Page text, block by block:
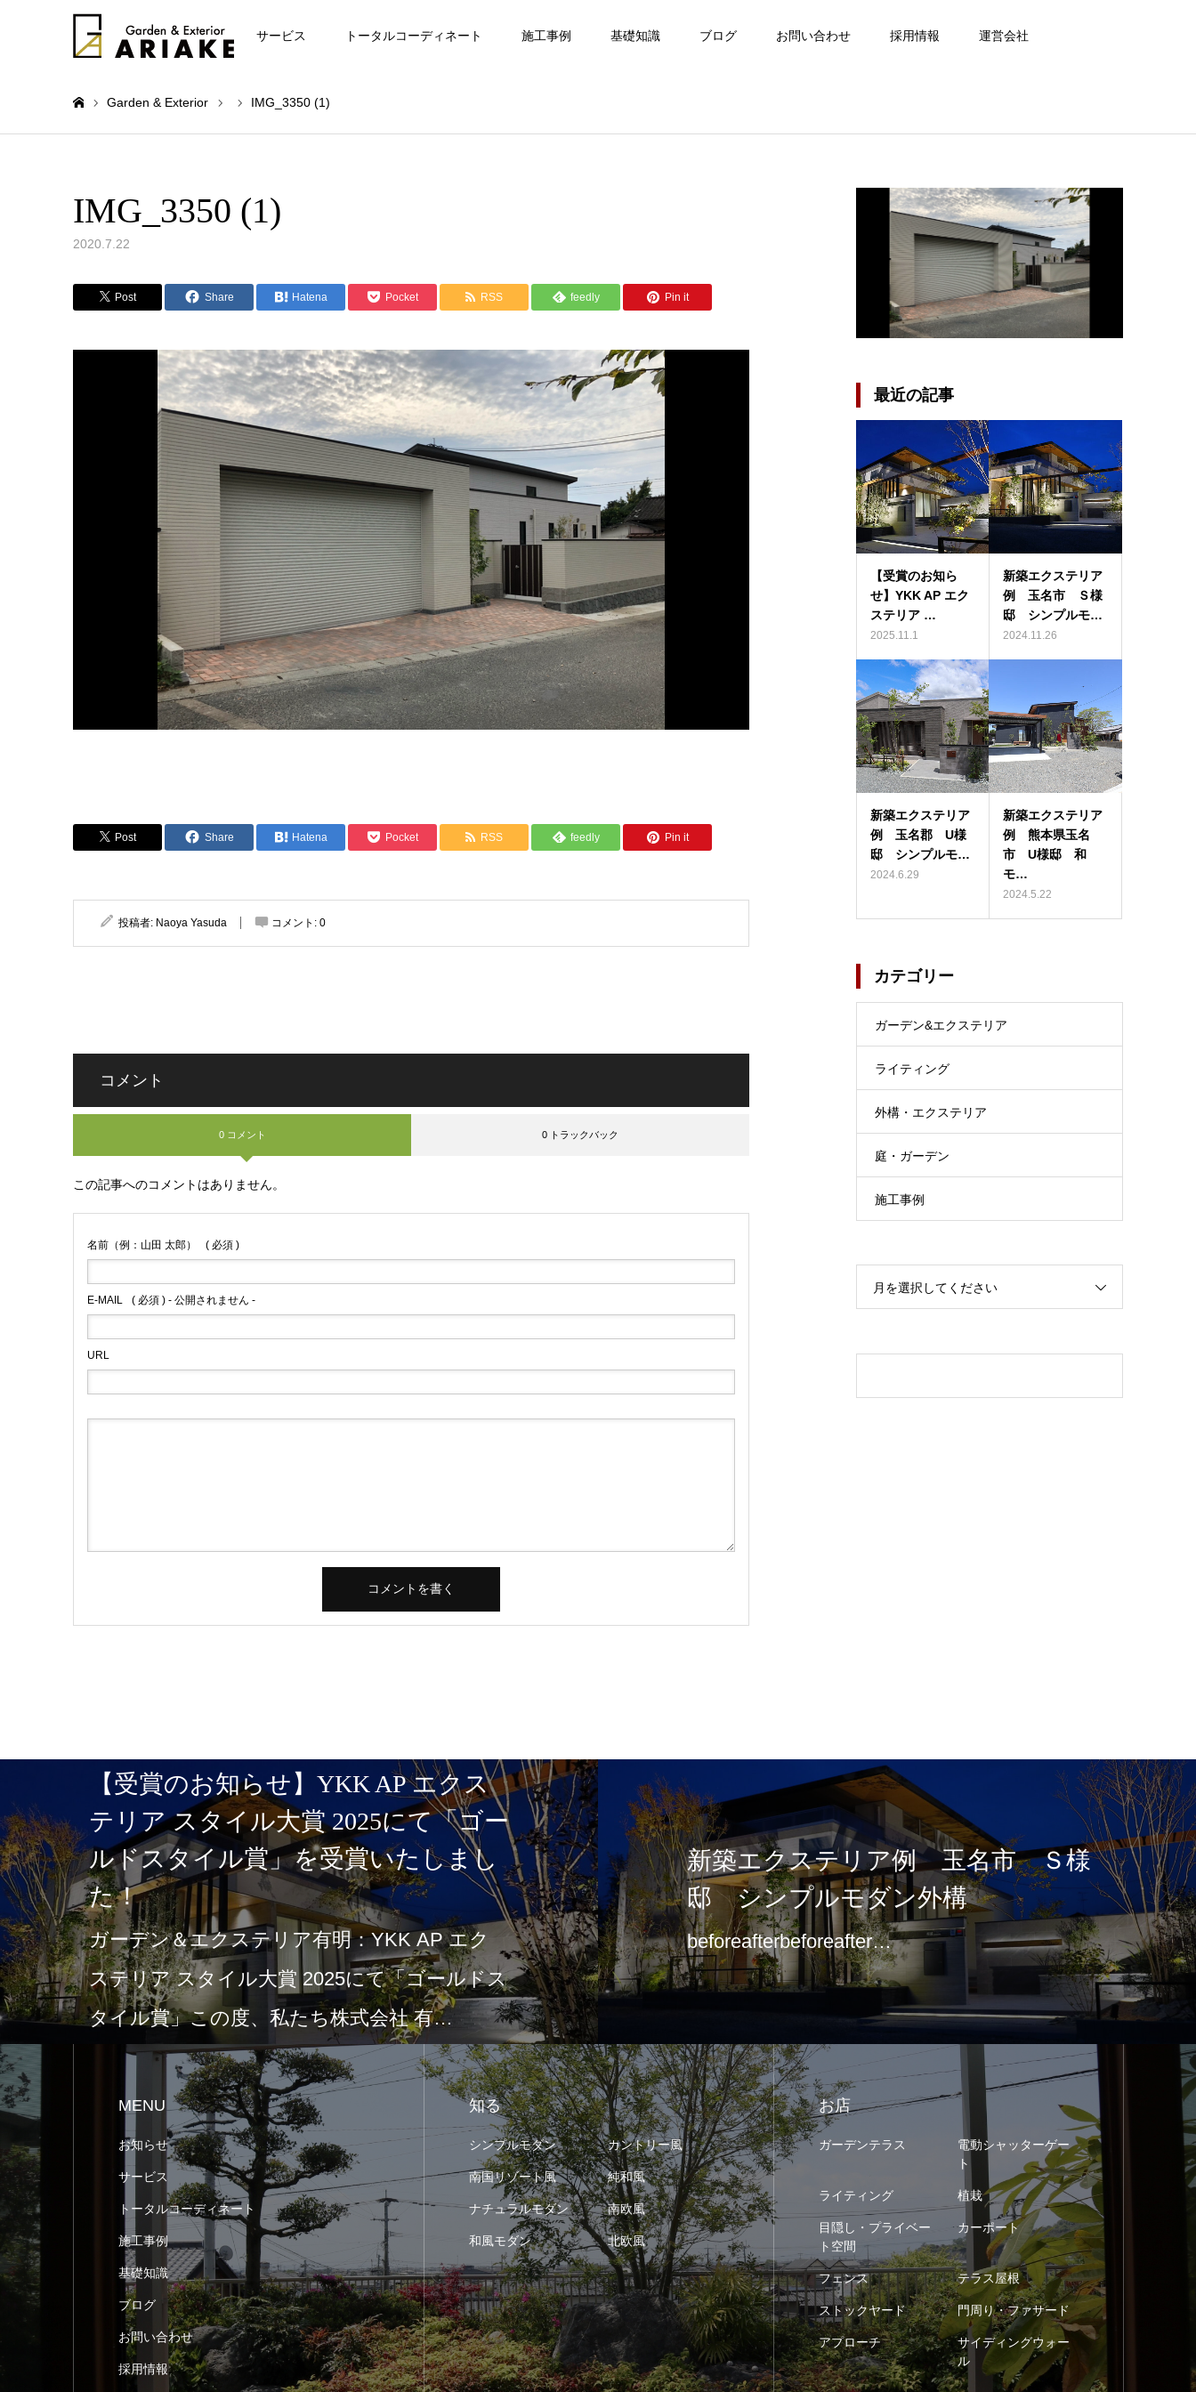
お知らせ サービス トータルコーディネート 施工事例 基礎知識 ブログ お問い合わせ 採用情報 運営会社
Garden & Exterior IMG_3350 (1)
IMG_3350 (1)
2020.7.22
Post Share Hatena Pocket RSS feedly Pin it
Post Share Hatena Pocket RSS feedly Pin it
投稿者: Naoya Yasuda コメント: 0
コメント
0 コメント 0 トラックバック
この記事へのコメントはありません。
名前（例：山田 太郎） ( 必須 )
E-MAIL ( 必須 ) - 公開されません -
URL
最近の記事
【受賞のお知ら
せ】YKK AP エク
ステリア …
2025.11.1
新築エクステリア
例 玉名市 Ｓ様
邸 シンプルモ…
2024.11.26
新築エクステリア
例 玉名郡 U様
邸 シンプルモ…
2024.6.29
新築エクステリア
例 熊本県玉名
市 U様邸 和
モ…
2024.5.22
カテゴリー
ガーデン&エクステリア
ライティング
外構・エクステリア
庭・ガーデン
施工事例
月を選択してください
【受賞のお知らせ】YKK AP エクス
テリア スタイル大賞 2025にて「ゴー
ルドスタイル賞」を受賞いたしまし
た！
ガーデン＆エクステリア有明：YKK AP エク
ステリア スタイル大賞 2025にて「ゴールドス
タイル賞」この度、私たち株式会社 有…
新築エクステリア例 玉名市 Ｓ様
邸 シンプルモダン外構
beforeafterbeforeafter…
MENU
お知らせ
サービス
トータルコーディネート
施工事例
基礎知識
ブログ
お問い合わせ
採用情報
知る
シンプルモダン カントリー風
南国リゾート風 純和風
ナチュラルモダン 南欧風
和風モダン 北欧風
お店
ガーデンテラス
電動シャッターゲー
ト
ライティング 植栽
目隠し・プライベー
ト空間
カーポート
フェンス テラス屋根
ストックヤード 門周り・ファサード
アプローチ
サイディングウォー
ル